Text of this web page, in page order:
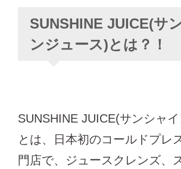
SUNSHINE JUICE(サ
ンジュース)とは？！
SUNSHINE JUICE(サンシャ
とは、日本初のコールドプレ
門店で、ジュースクレンズ、